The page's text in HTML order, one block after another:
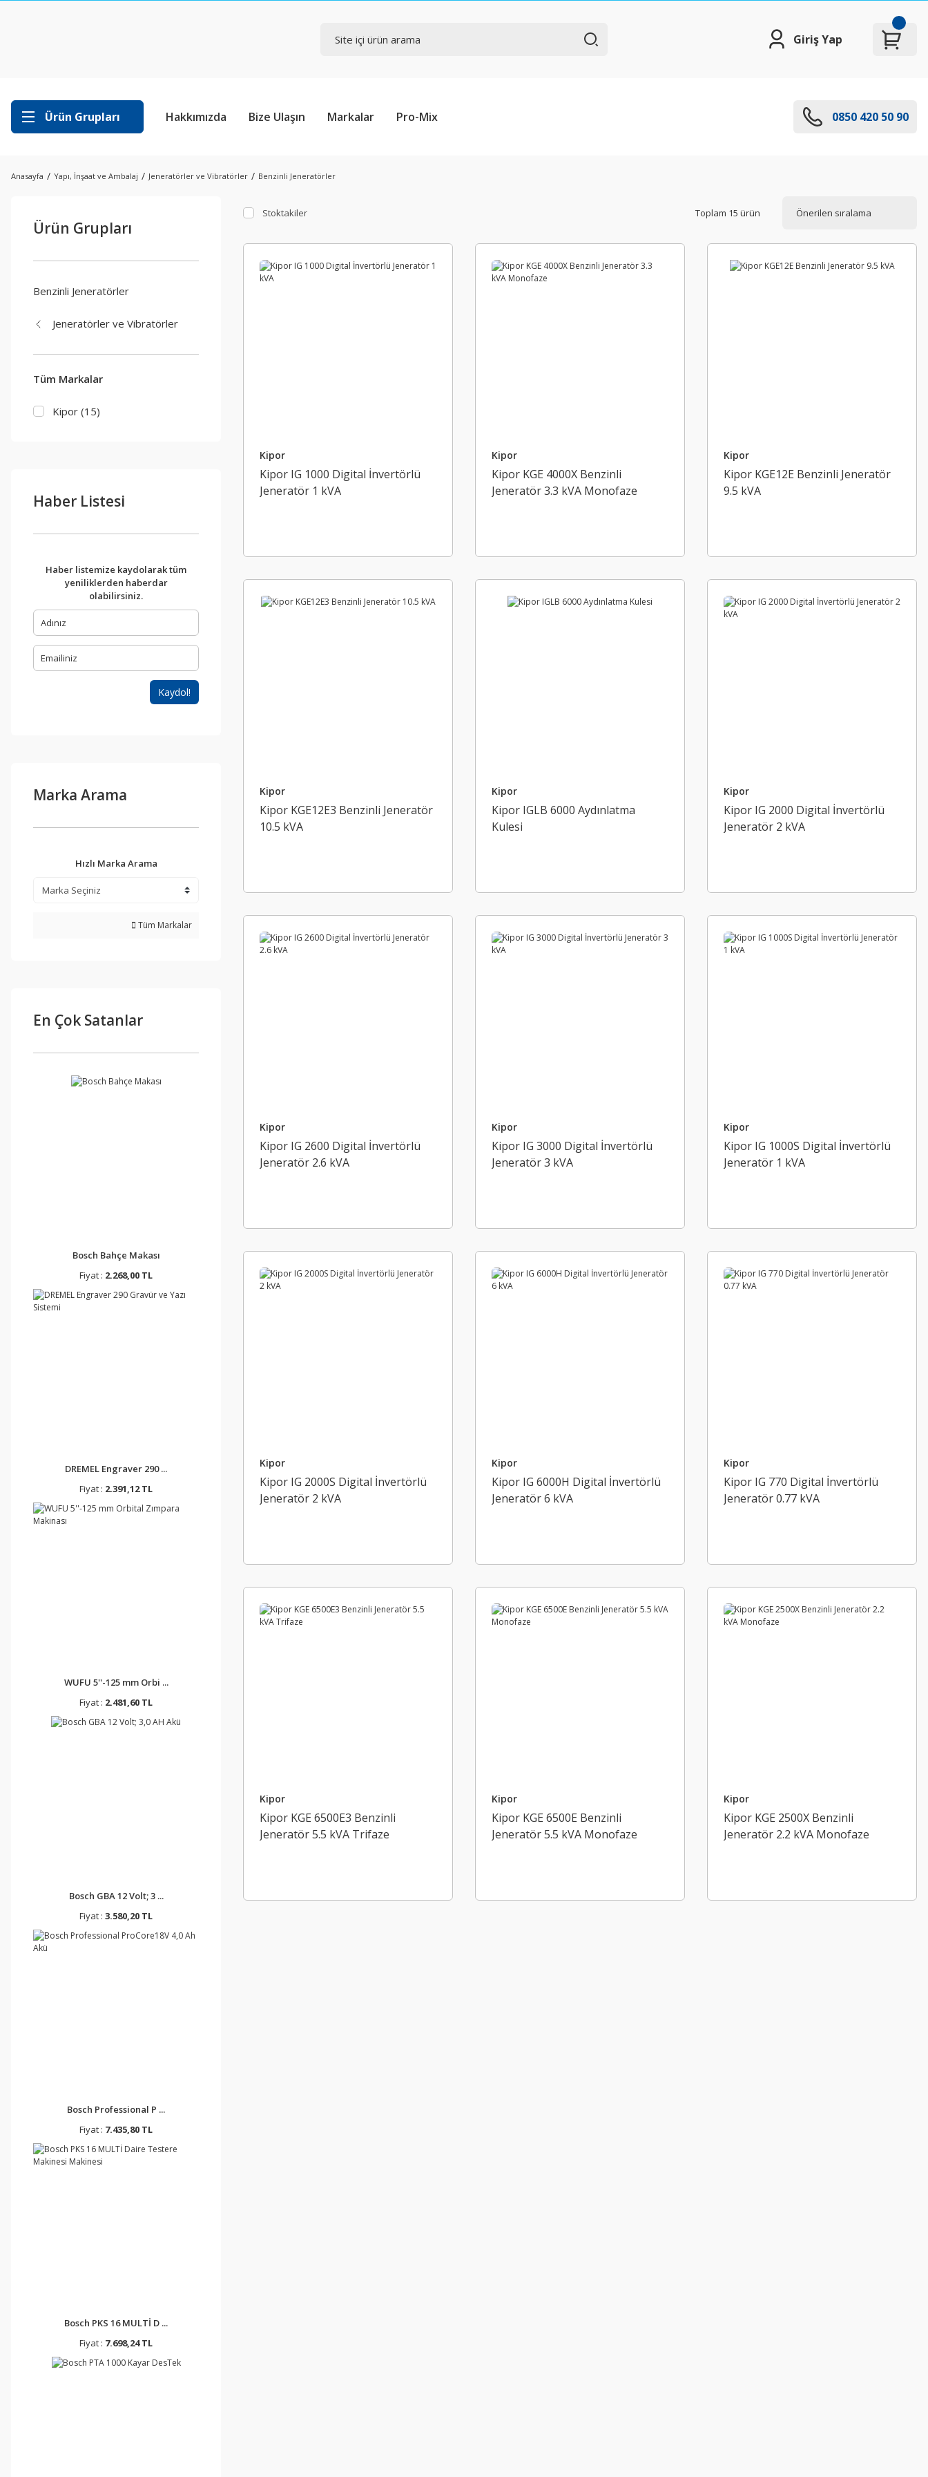
Giriş Yap
Ürün Grupları Hakkımızda Bize Ulaşın Markalar Pro-Mix 0850 420 50 90
Anasayfa Yapı, İnşaat ve Ambalaj Jeneratörler ve Vibratörler Benzinli Jeneratörler
Ürün Grupları
Benzinli Jeneratörler
Jeneratörler ve Vibratörler
Tüm Markalar
Kipor (15)
Haber Listesi
Haber listemize kaydolarak tüm
yeniliklerden haberdar
olabilirsiniz.
Kaydol!
Marka Arama
Hızlı Marka Arama
Tüm Markalar
En Çok Satanlar
Bosch Bahçe Makası
Fiyat : 2.268,00 TL
DREMEL Engraver 290 ...
Fiyat : 2.391,12 TL
WUFU 5''-125 mm Orbi ...
Fiyat : 2.481,60 TL
Bosch GBA 12 Volt; 3 ...
Fiyat : 3.580,20 TL
Bosch Professional P ...
Fiyat : 7.435,80 TL
Bosch PKS 16 MULTİ D ...
Fiyat : 7.698,24 TL
Stoktakiler Toplam 15 ürün
Kipor
Kipor IG 1000 Digital İnvertörlü
Jeneratör 1 kVA
Kipor
Kipor KGE 4000X Benzinli
Jeneratör 3.3 kVA Monofaze
Kipor
Kipor KGE12E Benzinli Jeneratör
9.5 kVA
Kipor
Kipor KGE12E3 Benzinli Jeneratör
10.5 kVA
Kipor
Kipor IGLB 6000 Aydınlatma
Kulesi
Kipor
Kipor IG 2000 Digital İnvertörlü
Jeneratör 2 kVA
Kipor
Kipor IG 2600 Digital İnvertörlü
Jeneratör 2.6 kVA
Kipor
Kipor IG 3000 Digital İnvertörlü
Jeneratör 3 kVA
Kipor
Kipor IG 1000S Digital İnvertörlü
Jeneratör 1 kVA
Kipor
Kipor IG 2000S Digital İnvertörlü
Jeneratör 2 kVA
Kipor
Kipor IG 6000H Digital İnvertörlü
Jeneratör 6 kVA
Kipor
Kipor IG 770 Digital İnvertörlü
Jeneratör 0.77 kVA
Kipor
Kipor KGE 6500E3 Benzinli
Jeneratör 5.5 kVA Trifaze
Kipor
Kipor KGE 6500E Benzinli
Jeneratör 5.5 kVA Monofaze
Kipor
Kipor KGE 2500X Benzinli
Jeneratör 2.2 kVA Monofaze